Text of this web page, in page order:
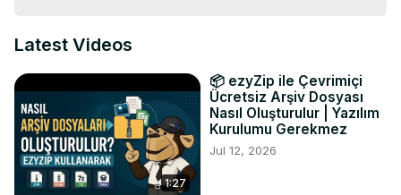
파일을 선택하세요.
2. 녹색 "저장" 버튼을 클릭하여 개별 파일을 로컬 드라이브에
저장합니다.
정말 쉽습니다! 🐵
#targz #fileconversion
트위터: https://twitter.com/ezyZip
페이스북: https://www.facebook.com/ezyzip/
Latest Videos
1:27
📦 ezyZip ile Çevrimiçi
Ücretsiz Arşiv Dosyası
Nasıl Oluşturulur | Yazılım
Kurulumu Gerekmez
Jul 12, 2026